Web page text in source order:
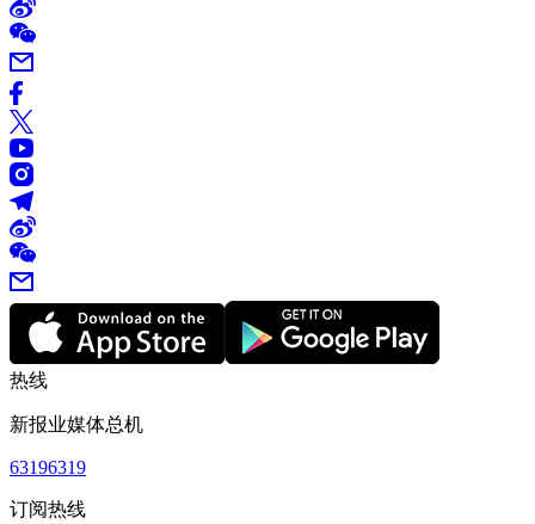
热线
新报业媒体总机
63196319
订阅热线